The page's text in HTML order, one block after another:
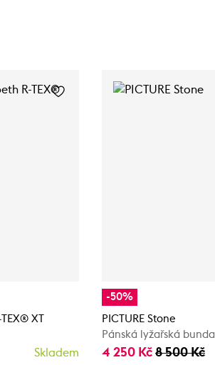
XT
Skladem
-50%
PICTURE Stone
Pánská lyžařská bunda
4 250 Kč 8 500 Kč